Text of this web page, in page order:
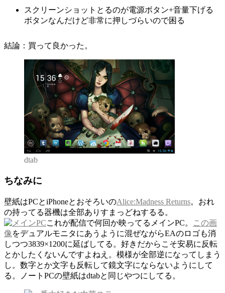
スクリーンショットとるのが電源ボタン+音量下げる
ボタンなんだけど非常に押しづらいので困る
結論：買って良かった。
dtab
ちなみに
壁紙はPCとiPhoneとおそろいのAlice:Madness Returns。おれ
の持ってる器機は全部ありすまっどねするる。
これが配信で何回か映ってるメインPC。
この画
像 をデュアルモニタにあうように混ぜながらEAのロゴも消
しつつ3839×1200に延ばしてる。好きだからこそ安易に反転
とかしたくないんですよねえ。模様が全部逆になってしまう
し。数字とか文字も反転して鏡文字にならないようにして
る。ノートPCの壁紙はdtabと同じやつにしてる。